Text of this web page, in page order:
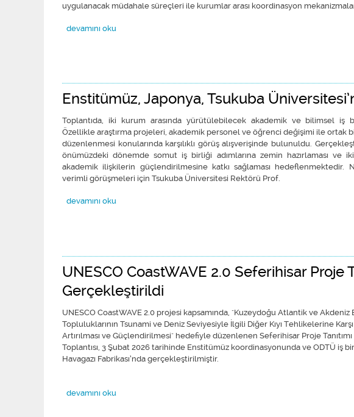
uygulanacak müdahale süreçleri ile kurumlar arası koordinasyon mekanizmaları
Seferihisar Tsunamiye Hazır Kent Çalışmaları Hızla Devam Ediyor hakkında
devamını oku
Enstitümüz, Japonya, Tsukuba
Toplantıda, iki kurum arasında yürütülebilecek akademik ve bilimsel iş
Özellikle araştırma projeleri, akademik personel ve öğrenci değişimi ile ortak
düzenlenmesi konularında karşılıklı görüş alışverişinde bulunuldu.
önümüzdeki dönemde somut iş birliği adımlarına zemin hazırlaması ve
akademik ilişkilerin güçlendirilmesine katkı sağlaması hedeflenmektedir.
verimli görüşmeleri için Tsukuba Üniversitesi Rektörü Prof.
Enstitümüz, Japonya, Tsukuba Üniversitesi’nden gelen akademik heyeti
devamını oku
UNESCO CoastWAVE 2.0 Seferihisar Proje
Gerçekleştirildi
UNESCO CoastWAVE 2.0 projesi kapsamında, "Kuzeydoğu Atlantik ve Akdeniz
Topluluklarının Tsunami ve Deniz Seviyesiyle İlgili Diğer Kıyı Tehlikelerine
Artırılması ve Güçlendirilmesi" hedefiyle düzenlenen Seferihisar Proje
Toplantısı, 3 Şubat 2026 tarihinde Enstitümüz koordinasyonunda ve ODTÜ iş
Havagazı Fabrikası’nda gerçekleştirilmiştir.
UNESCO CoastWAVE 2.0 Seferihisar Proje Tanıtımı Paydaşlar Toplantısı
devamını oku